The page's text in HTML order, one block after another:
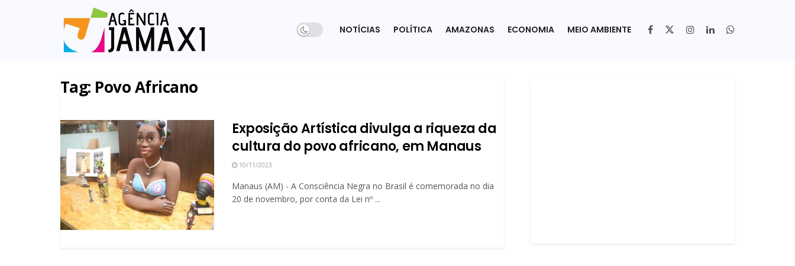
NOTÍCIAS POLÍTICA AMAZONAS ECONOMIA MEIO AMBIENTE
Tag: Povo Africano
Exposição Artística divulga a riqueza da
cultura do povo africano, em Manaus
10/11/2023
Manaus (AM) - A Consciência Negra no Brasil é comemorada no dia
20 de novembro, por conta da Lei nº ...